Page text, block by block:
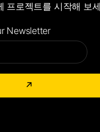
프로젝트를 시작해 보
Newsletter
↗